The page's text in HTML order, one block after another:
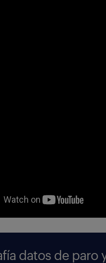
datos de paro